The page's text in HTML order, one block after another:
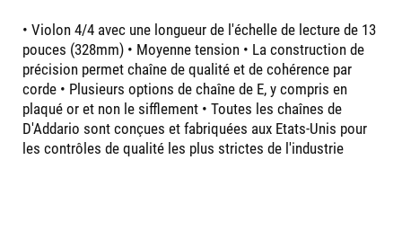
• Violon 4/4 avec une longueur de l'échelle de lecture de 13
pouces (328mm) • Moyenne tension • La construction de
précision permet chaîne de qualité et de cohérence par
corde • Plusieurs options de chaîne de E, y compris en
plaqué or et non le sifflement • Toutes les chaînes de
D'Addario sont conçues et fabriquées aux Etats-Unis pour
les contrôles de qualité les plus strictes de l'industrie